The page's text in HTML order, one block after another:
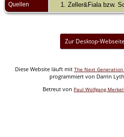
Quellen Zeller&Fiala bzw.
Zur Desktop-
Diese Website läuft mit The Next
programmiert von Darrin
Betreut von Paul Wolfgang